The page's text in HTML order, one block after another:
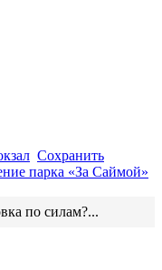
Сохранить
парка «За Саймой»
по силам?...